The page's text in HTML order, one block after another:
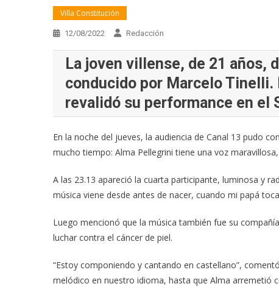
Villa Constitución
12/08/2022 Redacción
La joven villense, de 21 años,
conducido por Marcelo
revalidó su performance en el
En la noche del jueves, la audiencia de Canal 13 pudo
mucho tiempo: Alma Pellegrini tiene una voz
A las 23.13 apareció la cuarta participante, luminosa y
música viene desde antes de nacer, cuando mi papá
Luego mencionó que la música también fue su
luchar contra el cáncer de piel.
“Estoy componiendo y cantando en castellano”,
melódico en nuestro idioma, hasta que Alma arremetió